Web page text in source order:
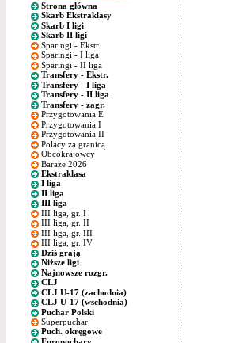
Strona główna
Skarb Ekstraklasy
Skarb I ligi
Skarb II ligi
Sparingi - Ekstr.
Sparingi - I liga
Sparingi - II liga
Transfery - Ekstr.
Transfery - I liga
Transfery - II liga
Transfery - zagr.
Przygotowania E
Przygotowania I
Przygotowania II
Polacy za granicą
Obcokrajowcy
Baraże 2026
Ekstraklasa
I liga
II liga
III liga
III liga, gr. I
III liga, gr. II
III liga, gr. III
III liga, gr. IV
Dziś grają
Niższe ligi
Najnowsze rozgr.
CLJ
CLJ U-17 (zachodnia)
CLJ U-17 (wschodnia)
Puchar Polski
Superpuchar
Puch. okręgowe